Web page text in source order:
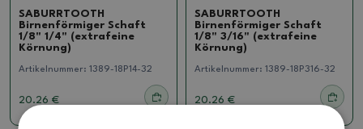
SABURRTOOTH
Birnenförmiger Schaft
1/8" 1/4" (extrafeine
Körnung)
Artikelnummer: 1389-18P14-32
20.26 €
SABURRTOOTH
Birnenförmiger Schaft
1/8" 3/16" (extrafeine
Körnung)
Artikelnummer: 1389-18P316-32
20.26 €